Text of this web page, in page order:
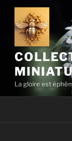
Aller
contenu
principal
La gloire est